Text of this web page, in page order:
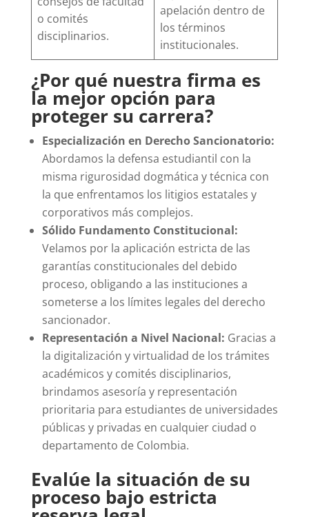
o comités
disciplinarios.
apelación dentro de
los términos
institucionales.
¿Por qué nuestra firma es
la mejor opción para
proteger su carrera?
Especialización en Derecho Sancionatorio:
Abordamos la defensa estudiantil con la
misma rigurosidad dogmática y técnica con
la que enfrentamos los litigios estatales y
corporativos más complejos.
Sólido Fundamento Constitucional:
Velamos por la aplicación estricta de las
garantías constitucionales del debido
proceso, obligando a las instituciones a
someterse a los límites legales del derecho
sancionador.
Representación a Nivel Nacional: Gracias a
la digitalización y virtualidad de los trámites
académicos y comités disciplinarios,
brindamos asesoría y representación
prioritaria para estudiantes de universidades
públicas y privadas en cualquier ciudad o
departamento de Colombia.
Evalúe la situación de su
proceso bajo estricta